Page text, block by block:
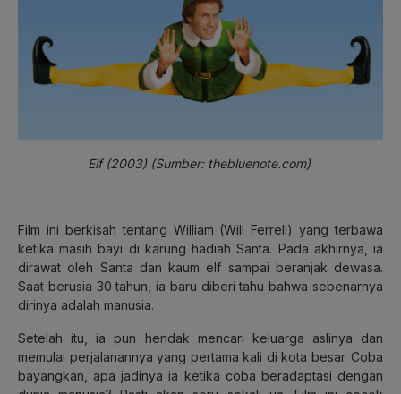
Elf (2003) (Sumber: thebluenote.com)
Film ini berkisah tentang William (Will Ferrell) yang terbawa
ketika masih bayi di karung hadiah Santa. Pada akhirnya, ia
dirawat oleh Santa dan kaum elf sampai beranjak dewasa.
Saat berusia 30 tahun, ia baru diberi tahu bahwa sebenarnya
dirinya adalah manusia.
Setelah itu, ia pun hendak mencari keluarga aslinya dan
memulai perjalanannya yang pertama kali di kota besar. Coba
bayangkan, apa jadinya ia ketika coba beradaptasi dengan